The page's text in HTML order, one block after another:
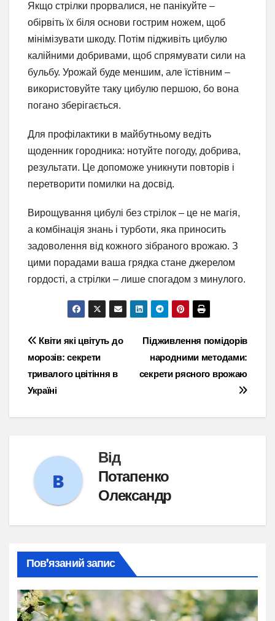
Якщо стрілки прорвалися, не панікуйте –
обірвіть їх біля основи гострим ножем, щоб
мінімізувати шкоду. Потім підживіть цибулю
калійними добривами, щоб спрямувати сили на
бульбу. Урожай буде меншим, але їстівним –
використовуйте таку цибулю першою, бо вона
погано зберігається.
Для профілактики в майбутньому ведіть
щоденник городника: нотуйте погоду, добрива,
результати. Це допоможе уникнути повторів і
перетворити помилки на досвід.
Вирощування цибулі без стрілок – це не магія,
а комбінація знань і турботи, яка приносить
задоволення від кожного зібраного врожаю. З
цими порадами ваша грядка стане джерелом
гордості, а стрілки – лише спогадом з минулого.
Навігація
записів
Підживлення помідорів
народними методами:
секрети рясного врожаю
Квіти які цвітуть до
морозів: секрети
тривалого цвітіння в
Україні
Від
Потапенко
Олександр
Пов’язаний запис